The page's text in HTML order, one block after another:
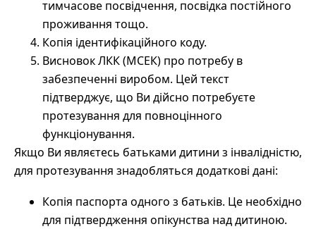
тимчасове посвідчення, посвідка постійного
проживання тощо.
Копія ідентифікаційного коду.
Висновок ЛКК (МСЕК) про потребу в
забезпеченні виробом. Цей текст
підтверджує, що Ви дійсно потребуєте
протезування для повноцінного
функціонування.
Якщо Ви являєтесь батьками дитини з інвалідністю,
для протезування знадобляться додаткові дані:
Копія паспорта одного з батьків. Це необхідно
для підтвердження опікунства над дитиною.